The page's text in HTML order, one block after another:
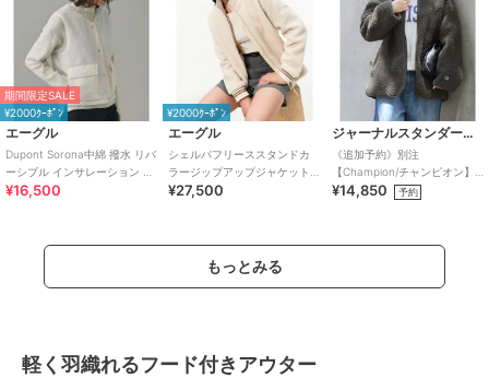
期間限定SALE
¥2000ｸｰﾎﾟﾝ
エーグル
Dupont Sorona中綿 撥水 リバ
ーシブル インサレーション キ
ルティングボアベスト
¥16,500
¥2000ｸｰﾎﾟﾝ
エーグル
シェルパフリーススタンドカ
ラージップアップジャケット
T-KIT対応
¥27,500
ジャーナルスタンダード レリューム
《追加予約》別注
【Champion/チャンピオン】
ボアフリースジャケット
¥14,850 予約
もっとみる
軽く羽織れるフード付きアウター